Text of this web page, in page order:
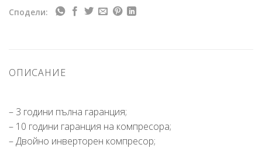
Сподели:
ОПИСАНИЕ
– 3 години пълна гаранция;
– 10 години гаранция на компресора;
– Двойно инверторен компресор;